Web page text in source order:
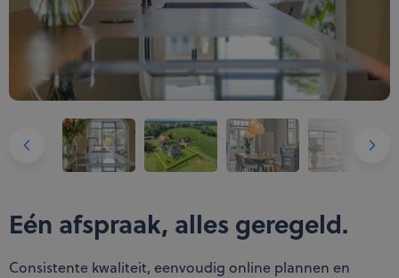
Eén afspraak, alles geregeld.
Consistente kwaliteit, eenvoudig online plannen en